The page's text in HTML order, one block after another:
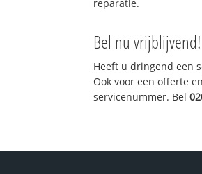
reparatie.
Bel nu vrijblijvend!
Heeft u dringend een
Ook voor een offerte
servicenummer. Bel